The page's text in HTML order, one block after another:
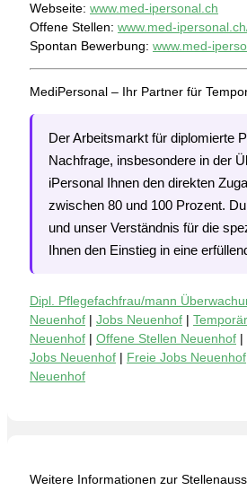
Webseite: www.med-ipersonal.ch
Offene Stellen: www.med-
Spontan Bewerbung: www.med-
MediPersonal – Ihr Partner für
Der Arbeitsmarkt für diplomierte
Nachfrage, insbesondere in der
iPersonal Ihnen den direkten
zwischen 80 und 100 Prozent.
und unser Verständnis für die
Ihnen den Einstieg in eine
Dipl. Pflegefachfrau/mann
Neuenhof | Jobs Neuenhof |
Neuenhof | Offene Stellen Neuenhof |
Jobs Neuenhof | Freie Jobs Neuenhof
Neuenhof
Weitere Informationen zur